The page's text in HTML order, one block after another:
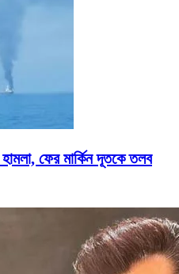
হামলা, ফের মার্কিন দূতকে তলব